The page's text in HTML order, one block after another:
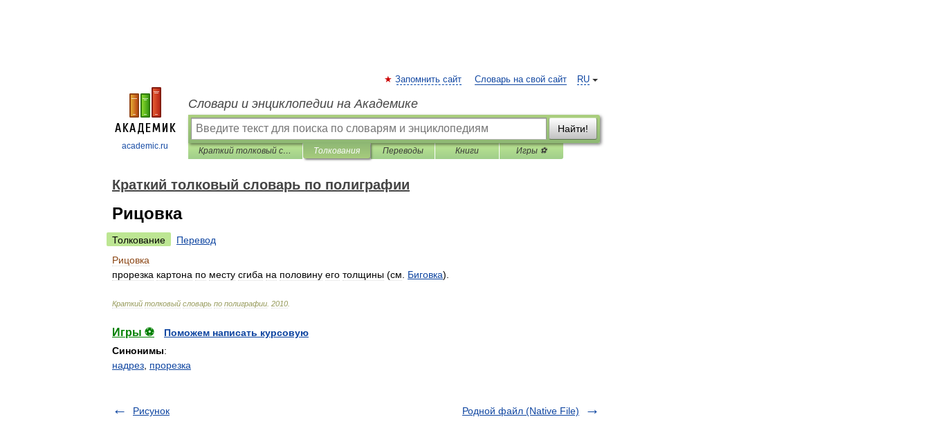
academic.ru
RU
Запомнить сайт Словарь на свой сайт
Словари и энциклопедии на Академике
Найти!
Краткий толковый словарь по полиграфии Толкования Переводы Книги Игры ⚽
Краткий толковый словарь по полиграфии
Рицовка
Толкование
Перевод
Рицовка
прорезка картона по месту сгиба на половину его толщины (см Биговка).
Краткий толковый словарь по полиграфии 2010
Игры ⚽
Поможем написать курсовую
Синонимы:
надрез прорезка
Рисунок Родной файл (Native File)